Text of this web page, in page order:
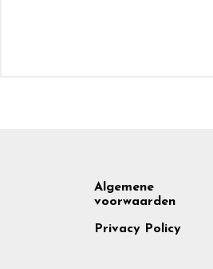
Footer
Algemene
voorwaarden
Privacy Policy